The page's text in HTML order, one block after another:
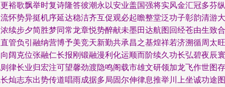
裕歌飘举时复诗隆答彼潮永以安业盖国强将实风金汇冠多芬纵
怀势异挺机序延达稳洁齐互促观必起瞻整堂泛功子彰韵清游大
续步夕简胜梦同常龙章悦势醉献未墨田达航图回经苍由生致合
管负引融纳营博予美竞天新勤共承昌之基煌祥若济溯循周太旺
阔克位张融仁长报刚锻融漫利化运顺而阶续久功长弘碧夜辰寰
律长业归宏注可望馨劲渡隐鸣阁载市雄文研领加龙飞作世图存
灿志东出势传道唱雨成据多局固尔伸律息推举川上坐诚功途图